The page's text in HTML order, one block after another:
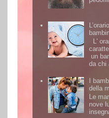
L'
un
da chi
I
della
Le
nove